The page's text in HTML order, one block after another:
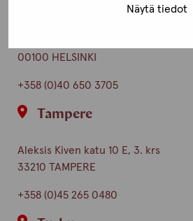
Näytä tiedot
00100 HELSINKI
+358 (0)40 650 3705
Tampere
Aleksis Kiven katu 10 E, 3. krs
33210 TAMPERE
+358 (0)45 265 0480